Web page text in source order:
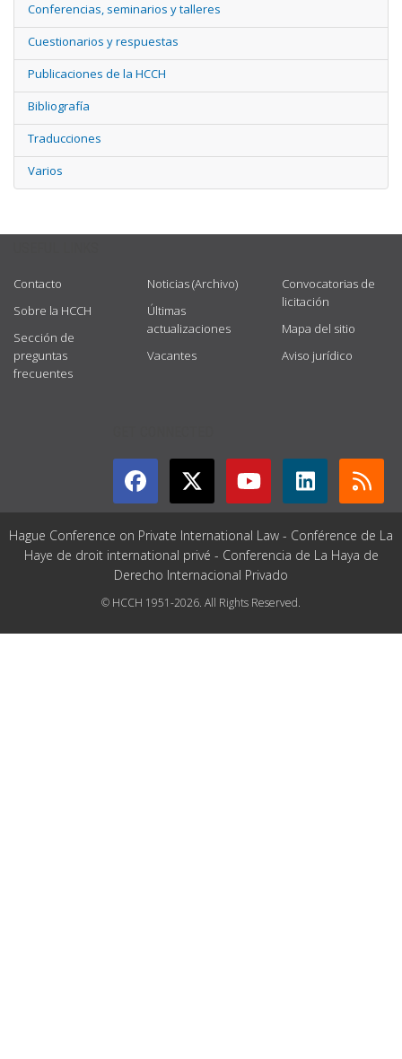
Conferencias, seminarios y talleres
Cuestionarios y respuestas
Publicaciones de la HCCH
Bibliografía
Traducciones
Varios
Contacto
Sobre la HCCH
Sección de
preguntas
frecuentes
Noticias (Archivo)
Últimas
actualizaciones
Vacantes
Convocatorias de
licitación
Mapa del sitio
Aviso jurídico
Hague Conference on Private International Law - Conférence de La
Haye de droit international privé - Conferencia de La Haya de
Derecho Internacional Privado
© HCCH 1951-2026. All Rights Reserved.